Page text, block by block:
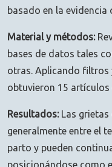
basado en la evidencia
Material y métodos:
bases de datos tales
otras. Aplicando filtros
obtuvieron 15 artículos
Resultados:Las grietas
generalmente entre el
parto y pueden
posicionándose como